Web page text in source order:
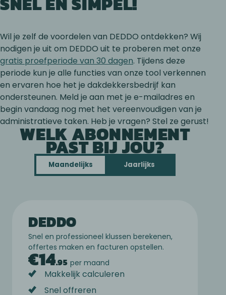
Wil je zelf de voordelen van DEDDO ontdekken? Wij
nodigen je uit om DEDDO uit te proberen met onze
gratis proefperiode van 30 dagen. Tijdens deze
periode kun je alle functies van onze tool verkennen
en ervaren hoe het je dakdekkersbedrijf kan
ondersteunen. Meld je aan met je e-mailadres en
begin vandaag nog met het vereenvoudigen van je
administratieve taken. Heb je vragen? Stel ze gerust!
WELK ABONNEMENT
PAST BIJ JOU?
Maandelijks Jaarlijks
DEDDO
Snel en professioneel klussen berekenen,
offertes maken en facturen opstellen.
€14.95 per maand
Makkelijk calculeren
Snel offreren